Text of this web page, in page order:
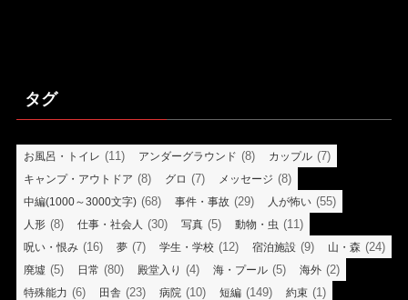
タグ
お風呂・トイレ (11) アンダーグラウンド (8) カップル (7)
キャンプ・アウトドア (8) グロ (7) メッセージ (8)
中編(1000～3000文字) (68) 事件・事故 (29) 人が怖い (55)
人形 (8) 仕事・社会人 (30) 写真 (5) 動物・虫 (11)
呪い・恨み (16) 夢 (7) 学生・学校 (12) 宿泊施設 (9) 山・森 (24)
廃墟 (5) 日常 (80) 殿堂入り (4) 海・プール (5) 海外 (2)
特殊能力 (6) 田舎 (23) 病院 (10) 短編 (149) 約束 (1)